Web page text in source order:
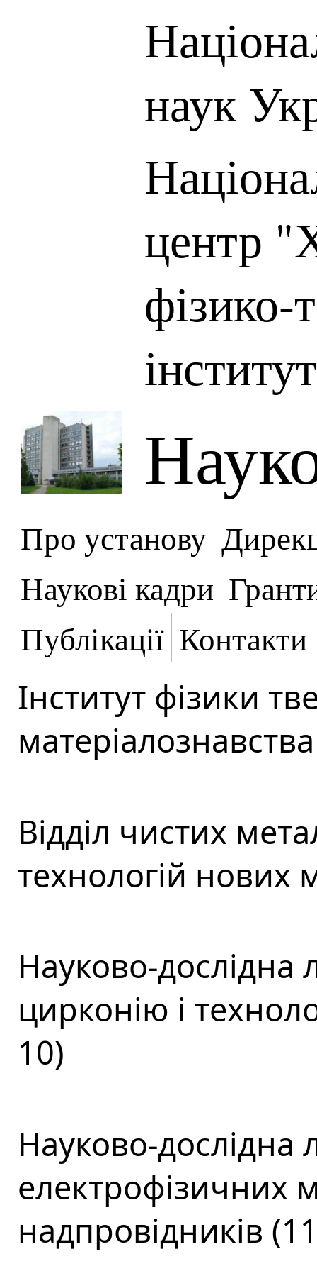
наук
центр
фізико-
Про установу
Наукові кадри
Публікації Контакти
Інститут фізики
Відділ чистих
технологій нових
Науково-дослідна
цирконію і
10)
Науково-дослідна
електрофізичних
надпровідників